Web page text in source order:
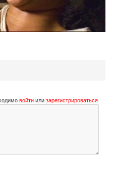
войти или зарегистрироваться